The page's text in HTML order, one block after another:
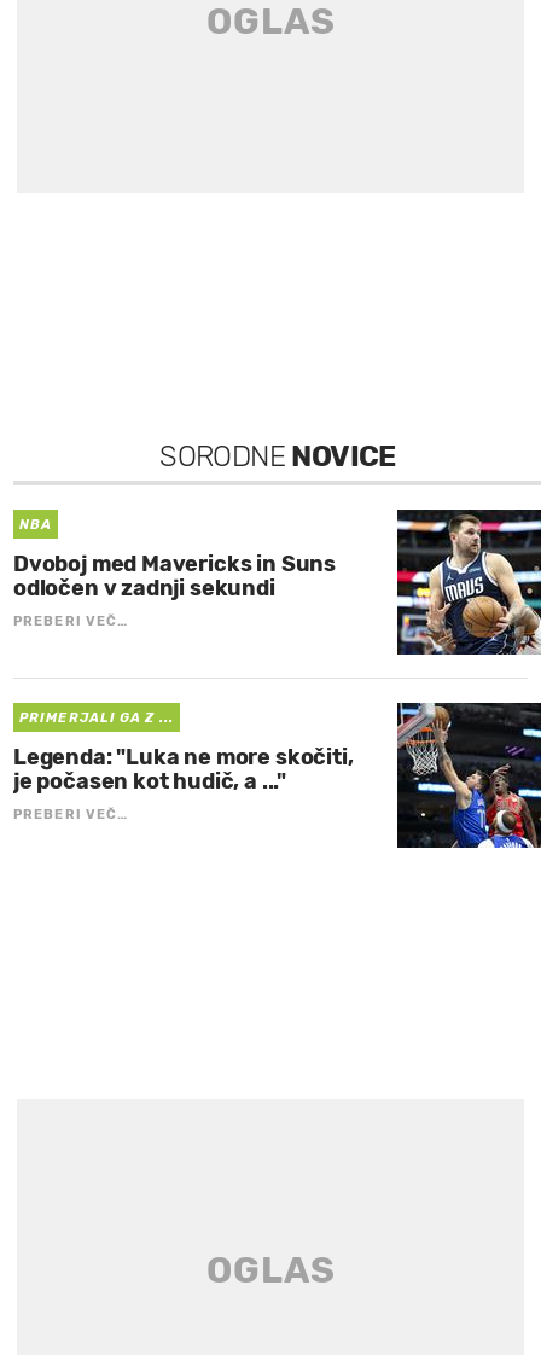
SORODNE NOVICE
NBA
Dvoboj med Mavericks in Suns
odločen v zadnji sekundi
PREBERI VEČ…
PRIMERJALI GA Z ...
Legenda: "Luka ne more skočiti,
je počasen kot hudič, a ..."
PREBERI VEČ…